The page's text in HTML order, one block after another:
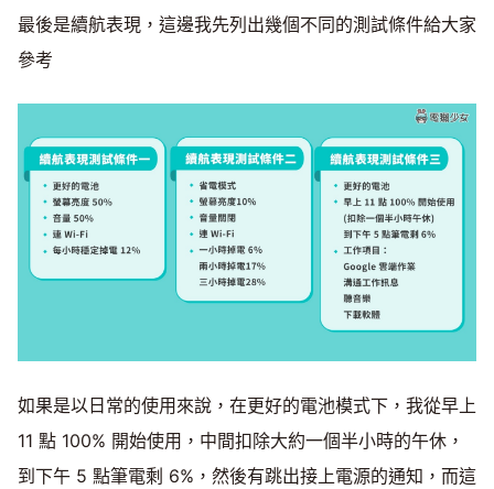
最後是續航表現，這邊我先列出幾個不同的測試條件給大家
參考
如果是以日常的使用來說，在更好的電池模式下，我從早上
11 點 100% 開始使用，中間扣除大約一個半小時的午休，
到下午 5 點筆電剩 6%，然後有跳出接上電源的通知，而這